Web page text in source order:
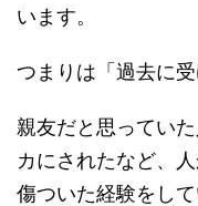
います。
つまりは「過去に
親友だと思ってい
カにされたなど、
傷ついた経験をして